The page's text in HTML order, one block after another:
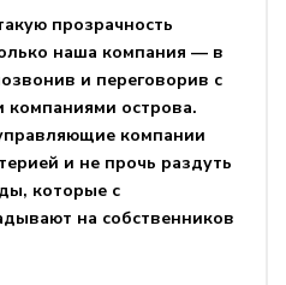
прозрачность
наша компания — в
и переговорив с
острова.
компании
и не прочь раздуть
которые с
на собственников